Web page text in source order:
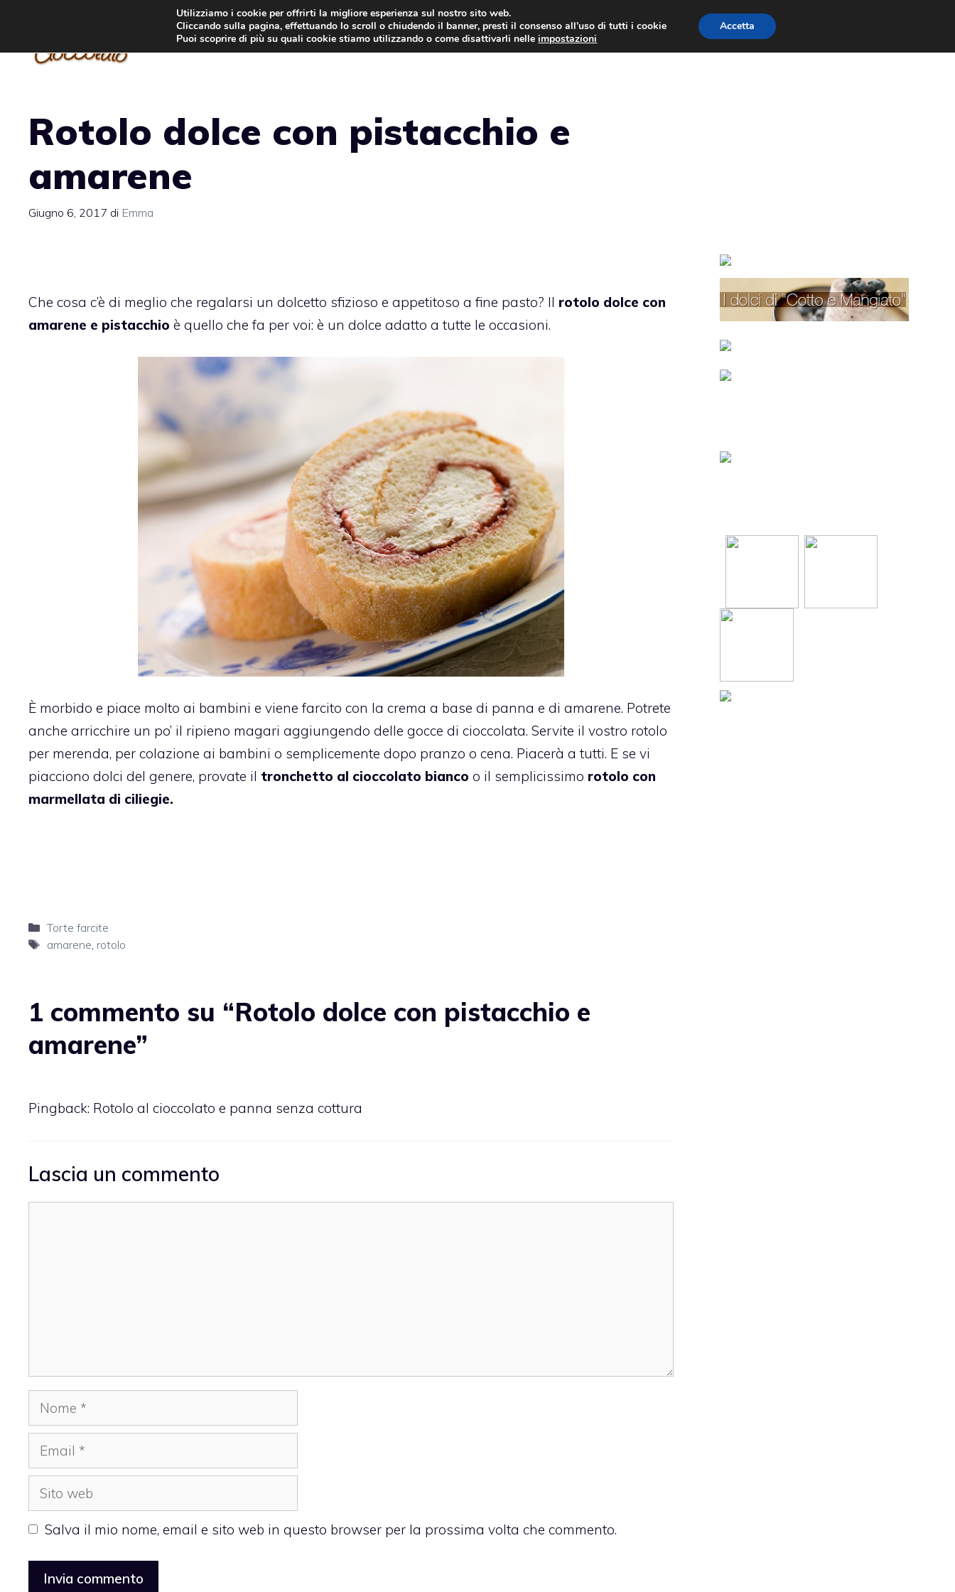
contenuto
TORTE AL CIOCCOLATO TORTE CLASSICHE TORTE PER BAMBINI
Rotolo dolce con pistacchio e
amarene
Giugno 6, 2017 di Emma
Che cosa c’è di meglio che regalarsi un dolcetto sfizioso e appetitoso a fine pasto? Il rotolo dolce con
amarene e pistacchio è quello che fa per voi: è un dolce adatto a tutte le occasioni.
È morbido e piace molto ai bambini e viene farcito con la crema a base di panna e di amarene. Potrete
anche arricchire un po’ il ripieno magari aggiungendo delle gocce di cioccolata. Servite il vostro rotolo
per merenda, per colazione ai bambini o semplicemente dopo pranzo o cena. Piacerà a tutti. E se vi
piacciono dolci del genere, provate il tronchetto al cioccolato bianco o il semplicissimo rotolo con
marmellata di ciliegie.
Categorie
Torte farcite
Tag
amarene, rotolo
1 commento su “Rotolo dolce con pistacchio e
amarene”
Pingback: Rotolo al cioccolato e panna senza cottura
Lascia un commento
Nome
Email
Sito
web
Salva il mio nome, email e sito web in questo browser per la prossima volta che commento.
Utilizziamo i cookie per offrirti la migliore esperienza sul nostro sito web.
Cliccando sulla pagina, effettuando lo scroll o chiudendo il banner, presti il consenso all’uso di tutti i cookie
Puoi scoprire di più su quali cookie stiamo utilizzando o come disattivarli nelleimpostazioni
Accetta